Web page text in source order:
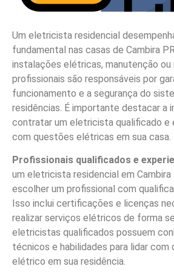
Um eletricista residencial
fundamental nas casas de Cambira
instalações elétricas, manutenção ou
profissionais são responsáveis por
funcionamento e a segurança do
residências. É importante destacar a
contratar um eletricista qualificado e
com questões elétricas em sua casa.
Profissionais qualificados e
um eletricista residencial em
escolher um profissional com
Isso inclui certificações e licenças
realizar serviços elétricos de forma
eletricistas qualificados possuem
técnicos e habilidades para lidar com
elétrico em sua residência.